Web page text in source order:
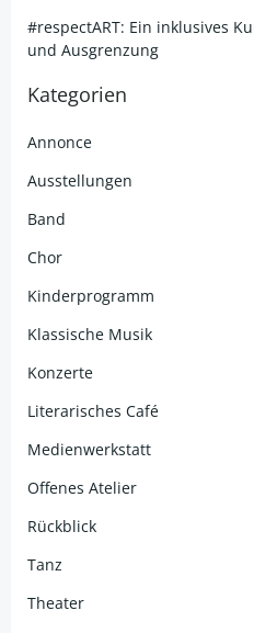
#respectART: Ein inklusives
und Ausgrenzung
Kategorien
Annonce
Ausstellungen
Band
Chor
Kinderprogramm
Klassische Musik
Konzerte
Literarisches Café
Medienwerkstatt
Offenes Atelier
Rückblick
Tanz
Theater